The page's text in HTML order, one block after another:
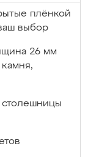
плёнкой
выбор
26 мм